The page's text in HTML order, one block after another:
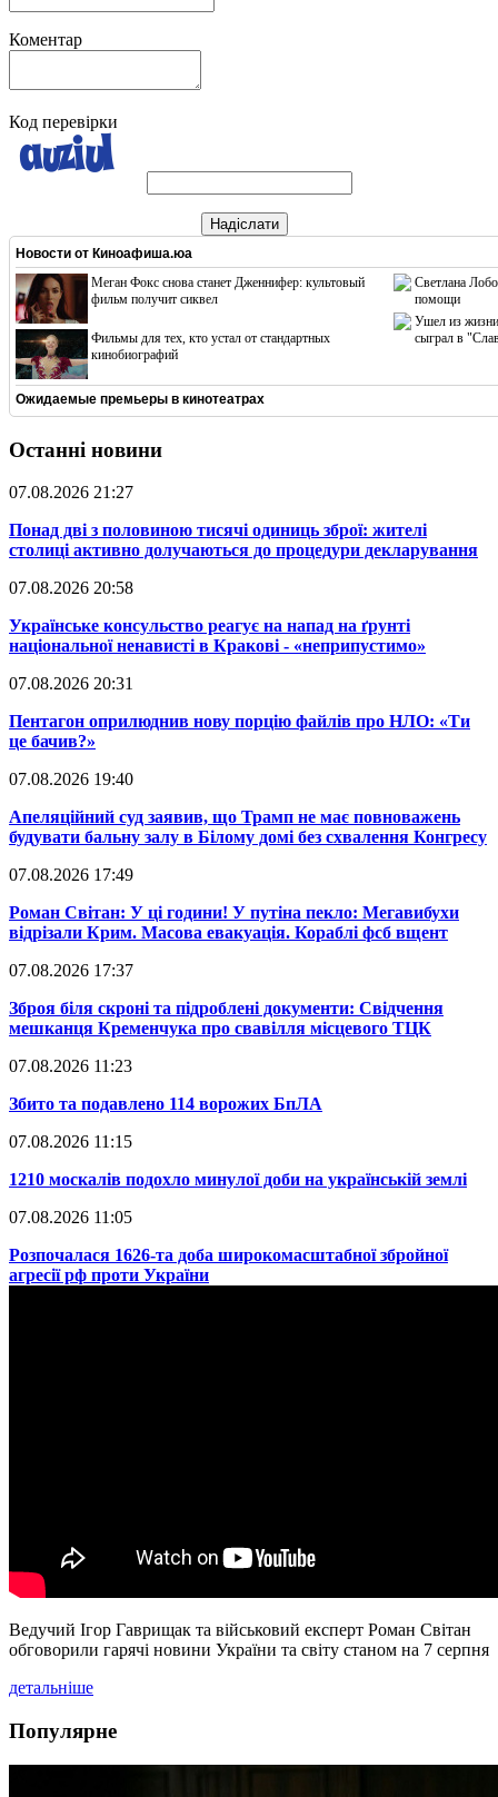
Коментар
Код перевірки
Надіслати
Новости от Киноафиша.юа
Меган Фокс снова станет Дженнифер: культовый
фильм получит сиквел
Фильмы для тех, кто устал от стандартных
кинобиографий
Светлана
помощи
Ушел из жизни
сыграл в
Ожидаемые премьеры в кинотеатрах
Останні новини
07.08.2026 21:27
​Понад дві з половиною тисячі одиниць зброї: жителі
столиці активно долучаються до процедури декларування
07.08.2026 20:58
​Українське консульство реагує на напад на ґрунті
національної ненависті в Кракові - «неприпустимо»
07.08.2026 20:31
​Пентагон оприлюднив нову порцію файлів про НЛО: «Ти
це бачив?»
07.08.2026 19:40
​Апеляційний суд заявив, що Трамп не має повноважень
будувати бальну залу в Білому домі без схвалення Конгресу
07.08.2026 17:49
​Роман Світан: У ці години! У путіна пекло: Мегавибухи
відрізали Крим. Масова евакуація. Кораблі фсб вщент
07.08.2026 17:37
​Зброя біля скроні та підроблені документи: Свідчення
мешканця Кременчука про свавілля місцевого ТЦК
07.08.2026 11:23
​Збито та подавлено 114 ворожих БпЛА
07.08.2026 11:15
​1210 москалів подохло минулої доби на українській землі
07.08.2026 11:05
​Розпочалася 1626-та доба широкомасштабної збройної
агресії рф проти України
Ведучий Ігор Гаврищак та військовий експерт Роман Світан
обговорили гарячі новини України та світу станом на 7 серпня
детальніше
Популярне